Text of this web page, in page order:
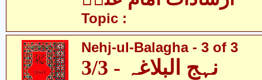
Topic :
Nehj-ul-Balagha - 3 of 3
نہج البلاغہ - 3/3